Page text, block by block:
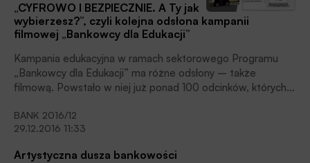
„CYFROWO I BEZPIECZNIE. A Ty jak
wybierzesz?”, czyli kolejna odsłona kampanii
filmowej „Bankowcy dla Edukacji”
Kampania edukacyjna w ramach sektorowego Programu
„Bankowcy dla Edukacji” ma różne odsłony – także
filmową. Powstało w niej już ponad 100 odcinków, których
cyberprzestrzeni. Zapraszamy do obejrzenia nowej serii
filmów edukacyjnych, które poza ważnymi i aktualnymi
BANK 2016/12
29.12.2016 11:33
Artystyczna dusza bankowości